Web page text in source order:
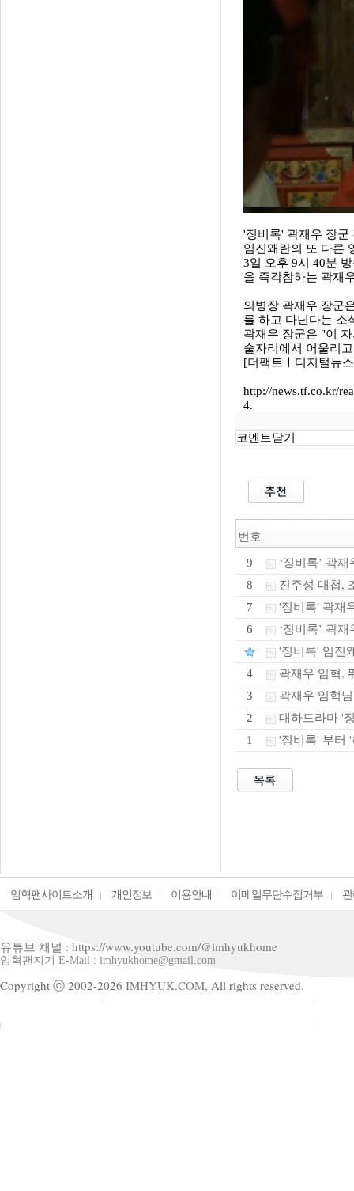
'징비록' 곽재우 장군
임진왜란의 또 다른
3일 오후 9시 40분
을 즉각참하는 곽재
의병장 곽재우 장군
를 하고 다닌다는 소
곽재우 장군은 "이
술자리에서 어울리
[더팩트ㅣ디지털뉴
http://news.tf.co.kr/
4.
코멘트닫기
번호
9 ‘징비록’ 곽
8 진주성 대첩,
7 ′징비록′ 곽
6
‘징비록’ 곽
'징비록' 임진
4 곽재우 임혁,
3 곽재우 임혁
2 대하드라마 '
1 '징비록' 부터
임혁팬사이트소개 개인정보 이용안내 이메일무단수집거부
유튜브 채널 : https://www.youtube.com/@imhyukhome
임혁팬지기 E-Mail : imhyukhome@gmail.com
Copyright ⓒ 2002-2026 IMHYUK.COM, All rights reserved.